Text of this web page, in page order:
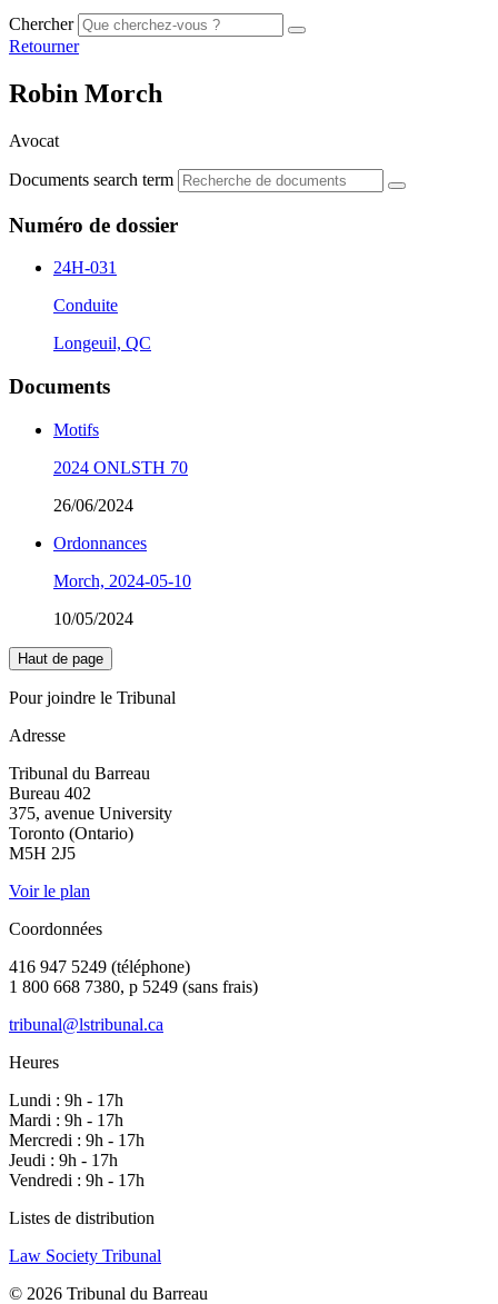
Chercher
Retourner
Robin Morch
Avocat
Documents search term
Numéro de dossier
24H-031
Conduite
Longeuil, QC
Documents
Motifs
2024 ONLSTH 70
26/06/2024
Ordonnances
Morch, 2024-05-10
10/05/2024
Haut de page
Pour joindre le Tribunal
Adresse
Tribunal du Barreau
Bureau 402
375, avenue University
Toronto (Ontario)
M5H 2J5
Voir le plan
Coordonnées
416 947 5249 (téléphone)
1 800 668 7380, p 5249 (sans frais)
tribunal@lstribunal.ca
Heures
Lundi : 9h - 17h
Mardi : 9h - 17h
Mercredi : 9h - 17h
Jeudi : 9h - 17h
Vendredi : 9h - 17h
Listes de distribution
Law Society Tribunal
© 2026 Tribunal du Barreau